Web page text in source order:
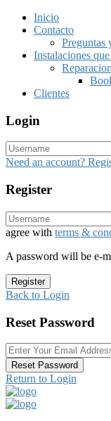
Inicio
Contacto
Preguntas
Instalaciones
Clientes
Login
Need an account?
Register
agree with terms &
A password will be e-
Register
Back to Login
Reset Password
Reset Password
Return to Login